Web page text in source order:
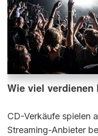
Wie viel verdienen
CD-Verkäufe spielen
Streaming-Anbieter